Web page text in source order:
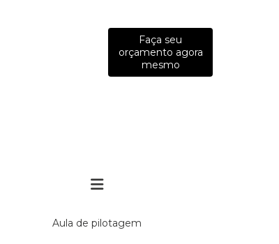
Faça seu
orçamento agora
mesmo
aula de pilotagem